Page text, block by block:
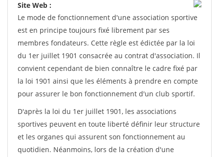
Site Web :
Le mode de fonctionnement d'une association sportive
est en principe toujours fixé librement par ses
membres fondateurs. Cette règle est édictée par la loi
du 1er juillet 1901 consacrée au contrat d'association. Il
convient cependant de bien connaître le cadre fixé par
la loi 1901 ainsi que les éléments à prendre en compte
pour assurer le bon fonctionnement d'un club sportif.
D'après la loi du 1er juillet 1901, les associations
sportives peuvent en toute liberté définir leur structure
et les organes qui assurent son fonctionnement au
quotidien. Néanmoins, lors de la création d'une